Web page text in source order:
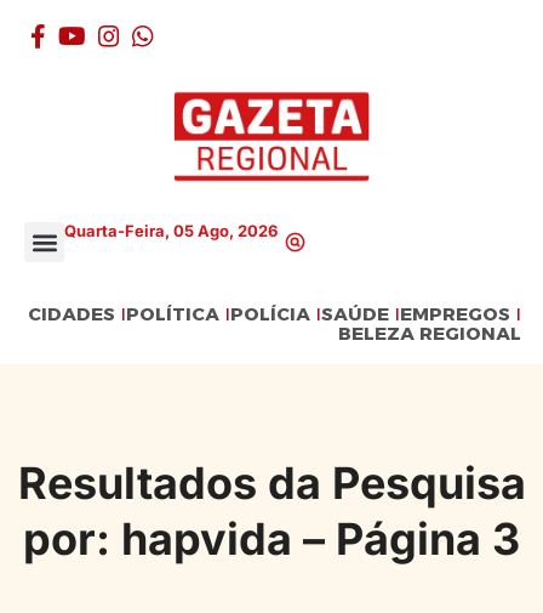
Quarta-Feira, 05 Ago, 2026
CIDADES POLÍTICA POLÍCIA SAÚDE EMPREGOS
BELEZA REGIONAL
Resultados da Pesquisa
por: hapvida – Página 3